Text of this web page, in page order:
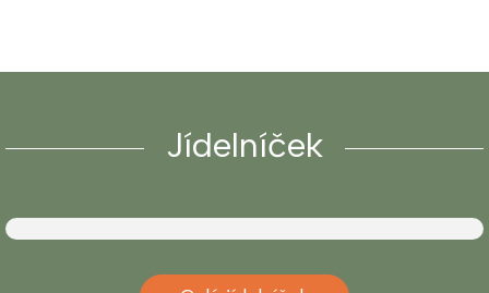
Jídelníček